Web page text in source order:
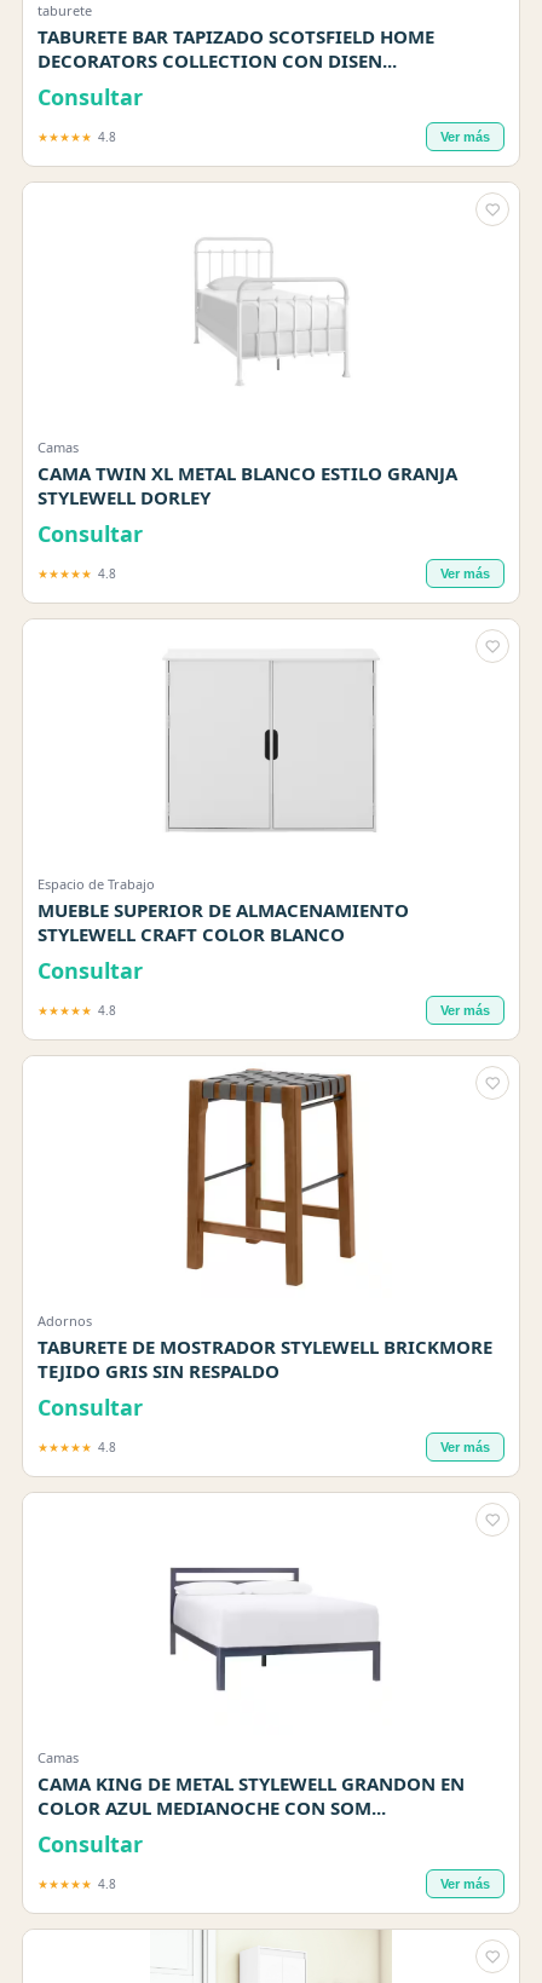
taburete
TABURETE BAR TAPIZADO SCOTSFIELD HOME
DECORATORS COLLECTION CON DISEN...
Consultar
★★★★★ 4.8 Ver más
Camas
CAMA TWIN XL METAL BLANCO ESTILO GRANJA
STYLEWELL DORLEY
Consultar
★★★★★ 4.8 Ver más
Espacio de Trabajo
MUEBLE SUPERIOR DE ALMACENAMIENTO
STYLEWELL CRAFT COLOR BLANCO
Consultar
★★★★★ 4.8 Ver más
Adornos
TABURETE DE MOSTRADOR STYLEWELL BRICKMORE
TEJIDO GRIS SIN RESPALDO
Consultar
★★★★★ 4.8 Ver más
Camas
CAMA KING DE METAL STYLEWELL GRANDON EN
COLOR AZUL MEDIANOCHE CON SOM...
Consultar
★★★★★ 4.8 Ver más